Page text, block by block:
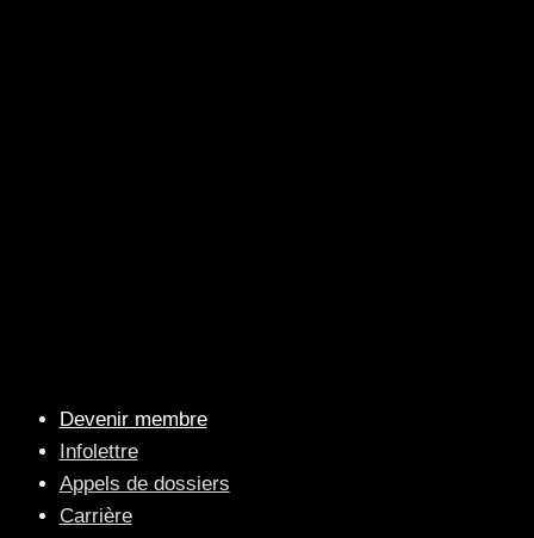
Devenir membre
Infolettre
Appels de dossiers
Carrière